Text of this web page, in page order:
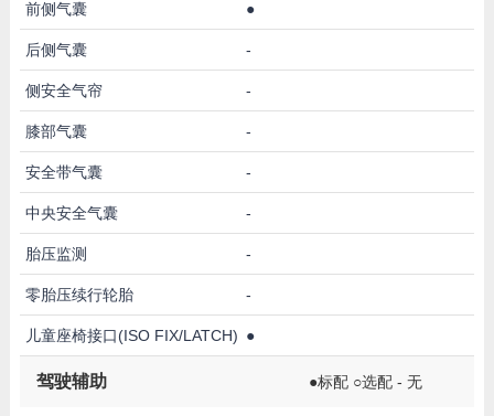
前侧气囊 ●
后侧气囊 -
侧安全气帘 -
膝部气囊 -
安全带气囊 -
中央安全气囊 -
胎压监测 -
零胎压续行轮胎 -
儿童座椅接口(ISO FIX/LATCH) ●
驾驶辅助 ●标配 ○选配 - 无